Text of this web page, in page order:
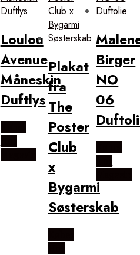
Loulou
Avenue
Måneskin
Duftlys
Plakat
fra
The
Poster
Club
x
Bygarmi
Søsterskab
Birger
NO
06